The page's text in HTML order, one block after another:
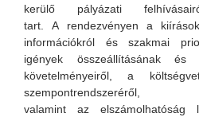
kerülő pályázati
tart. A rendezvényen a
információkról és szakmai
igények összeállításának és
követelményeiről, a
szempontrendszeréről,
valamint az elszámolhatóság